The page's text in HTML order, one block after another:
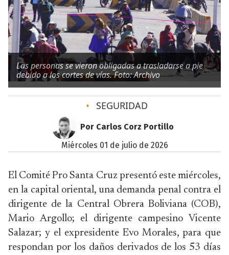
Las personas se vieron obligadas a trasladarse a pie
debido a los cortes de vías. Foto: Archivo
• SEGURIDAD
Por Carlos Corz Portillo
miércoles 01 de julio de 2026
El Comité Pro Santa Cruz presentó este miércoles,
en la capital oriental, una demanda penal contra el
dirigente de la Central Obrera Boliviana (COB),
Mario Argollo; el dirigente campesino Vicente
Salazar; y el expresidente Evo Morales, para que
respondan por los daños derivados de los 53 días